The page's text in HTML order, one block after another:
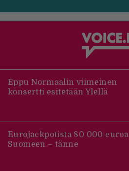
Eppu Normaalin viimeinen
konsertti esitetään Ylellä
Eurojackpotista 80 000 euroa
Suomeen – tänne